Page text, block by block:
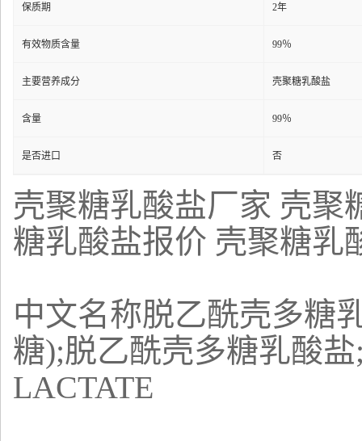
保质期 2年
有效物质含量 99％
主要营养成分 壳聚糖乳酸盐
含量 99％
是否进口 否
壳聚糖乳酸盐厂家 壳聚
糖乳酸盐报价 壳聚糖乳
中文名称脱乙酰壳多糖
糖);脱乙酰壳多糖乳酸
LACTATE